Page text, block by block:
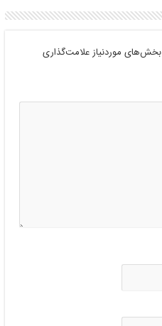
بخش‌های موردنیاز علامت‌گذاری